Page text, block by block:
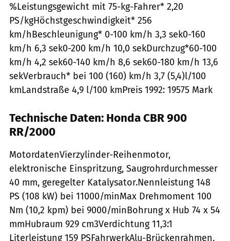
%Leistungsgewicht mit 75-kg-Fahrer* 2,20
PS/kgHöchstgeschwindigkeit* 256
km/hBeschleunigung* 0-100 km/h 3,3 sek0-160
km/h 6,3 sek0-200 km/h 10,0 sekDurchzug*60-100
km/h 4,2 sek60-140 km/h 8,6 sek60-180 km/h 13,6
sekVerbrauch* bei 100 (160) km/h 3,7 (5,4)l/100
kmLandstraße 4,9 l/100 kmPreis 1992: 19575 Mark
Technische Daten: Honda CBR 900
RR/2000
MotordatenVierzylinder-Reihenmotor,
elektronische Einspritzung, Saugrohrdurchmesser
40 mm, geregelter Katalysator.Nennleistung 148
PS (108 kW) bei 11000/minMax Drehmoment 100
Nm (10,2 kpm) bei 9000/minBohrung x Hub 74 x 54
mmHubraum 929 cm3Verdichtung 11,3:1
Literleistung 159 PSFahrwerkAlu-Brückenrahmen,